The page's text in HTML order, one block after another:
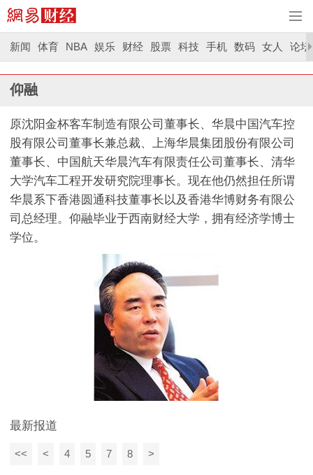
新闻 体育 NBA 娱乐 财经 股票 科技 手机 数码 女人 论坛
仰融
原沈阳金杯客车制造有限公司董事长、华晨中国汽车控
股有限公司董事长兼总裁、上海华晨集团股份有限公司
董事长、中国航天华晨汽车有限责任公司董事长、清华
大学汽车工程开发研究院理事长。现在他仍然担任所谓
华晨系下香港圆通科技董事长以及香港华博财务有限公
司总经理。仰融毕业于西南财经大学，拥有经济学博士
学位。
最新报道
<< < 4 5 7 8 >